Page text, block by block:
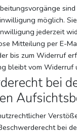
möglich.
jederzeit
Mitteilung per E-
bis zum Widerruf
bleibt vom Widerruf
bei
bei